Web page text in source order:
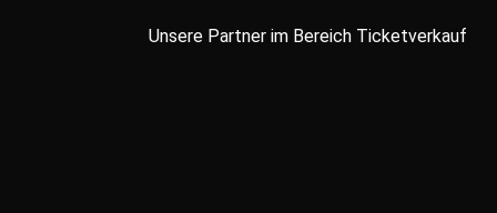
Unsere Partner im Bereich Ticketverkauf